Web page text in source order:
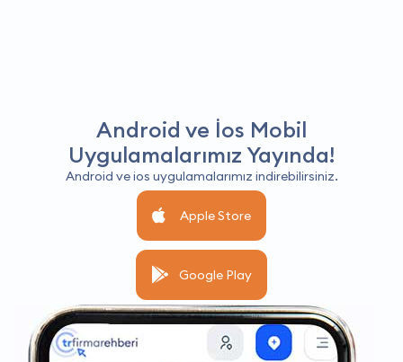
Android ve İos Mobil
Uygulamalarımız Yayında!
Android ve ios uygulamalarımız indirebilirsiniz.
Apple Store
Google Play